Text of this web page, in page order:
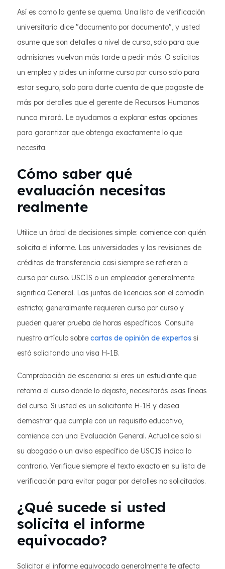
Así es como la gente se quema. Una lista de verificación
universitaria dice "documento por documento", y usted
asume que son detalles a nivel de curso, solo para que
admisiones vuelvan más tarde a pedir más. O solicitas
un empleo y pides un informe curso por curso solo para
estar seguro, solo para darte cuenta de que pagaste de
más por detalles que el gerente de Recursos Humanos
nunca mirará. Le ayudamos a explorar estas opciones
para garantizar que obtenga exactamente lo que
necesita.
Cómo saber qué
evaluación necesitas
realmente
Utilice un árbol de decisiones simple: comience con quién
solicita el informe. Las universidades y las revisiones de
créditos de transferencia casi siempre se refieren a
curso por curso. USCIS o un empleador generalmente
significa General. Las juntas de licencias son el comodín
estricto; generalmente requieren curso por curso y
pueden querer prueba de horas específicas. Consulte
nuestro artículo sobre cartas de opinión de expertos si
está solicitando una visa H-1B.
Comprobación de escenario: si eres un estudiante que
retoma el curso donde lo dejaste, necesitarás esas líneas
del curso. Si usted es un solicitante H-1B y desea
demostrar que cumple con un requisito educativo,
comience con una Evaluación General. Actualice solo si
su abogado o un aviso específico de USCIS indica lo
contrario. Verifique siempre el texto exacto en su lista de
verificación para evitar pagar por detalles no solicitados.
¿Qué sucede si usted
solicita el informe
equivocado?
Solicitar el informe equivocado generalmente te afecta